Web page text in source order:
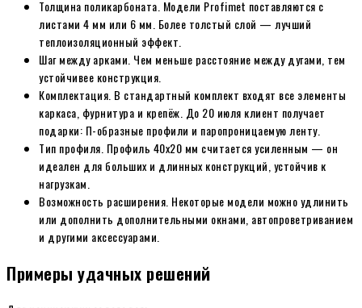
Толщина поликарбоната. Модели Profimet поставляются с
листами 4 мм или 6 мм. Более толстый слой — лучший
теплоизоляционный эффект.
Шаг между арками. Чем меньше расстояние между дугами, тем
устойчивее конструкция.
Комплектация. В стандартный комплект входят все элементы
каркаса, фурнитура и крепёж. До 20 июля клиент получает
подарки: П-образные профили и паропроницаемую ленту.
Тип профиля. Профиль 40х20 мм считается усиленным — он
идеален для больших и длинных конструкций, устойчив к
нагрузкам.
Возможность расширения. Некоторые модели можно удлинить
или дополнить дополнительными окнами, автопроветриванием
и другими аксессуарами.
Примеры удачных решений